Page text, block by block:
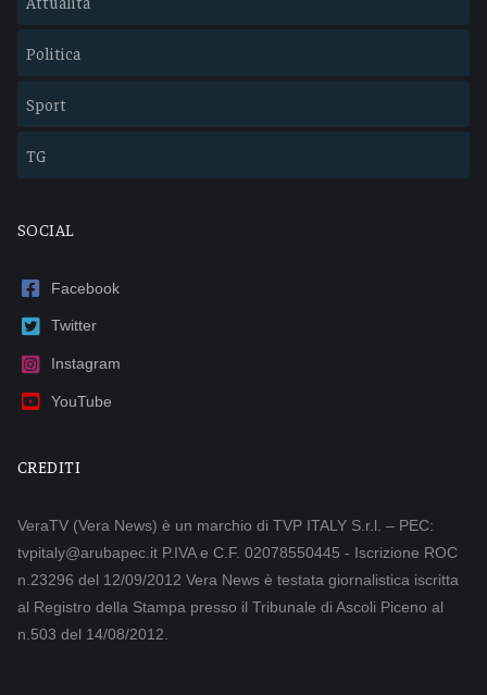
Politica
Sport
TG
SOCIAL
Facebook
Twitter
Instagram
YouTube
CREDITI
VeraTV (Vera News) è un marchio di TVP ITALY S.r.l. – PEC:
tvpitaly@arubapec.it P.IVA e C.F. 02078550445 - Iscrizione ROC
n.23296 del 12/09/2012 Vera News è testata giornalistica iscritta
al Registro della Stampa presso il Tribunale di Ascoli Piceno al
n.503 del 14/08/2012.